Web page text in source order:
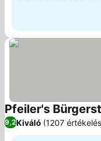
Pfeiler's
9,2Kiváló (1207